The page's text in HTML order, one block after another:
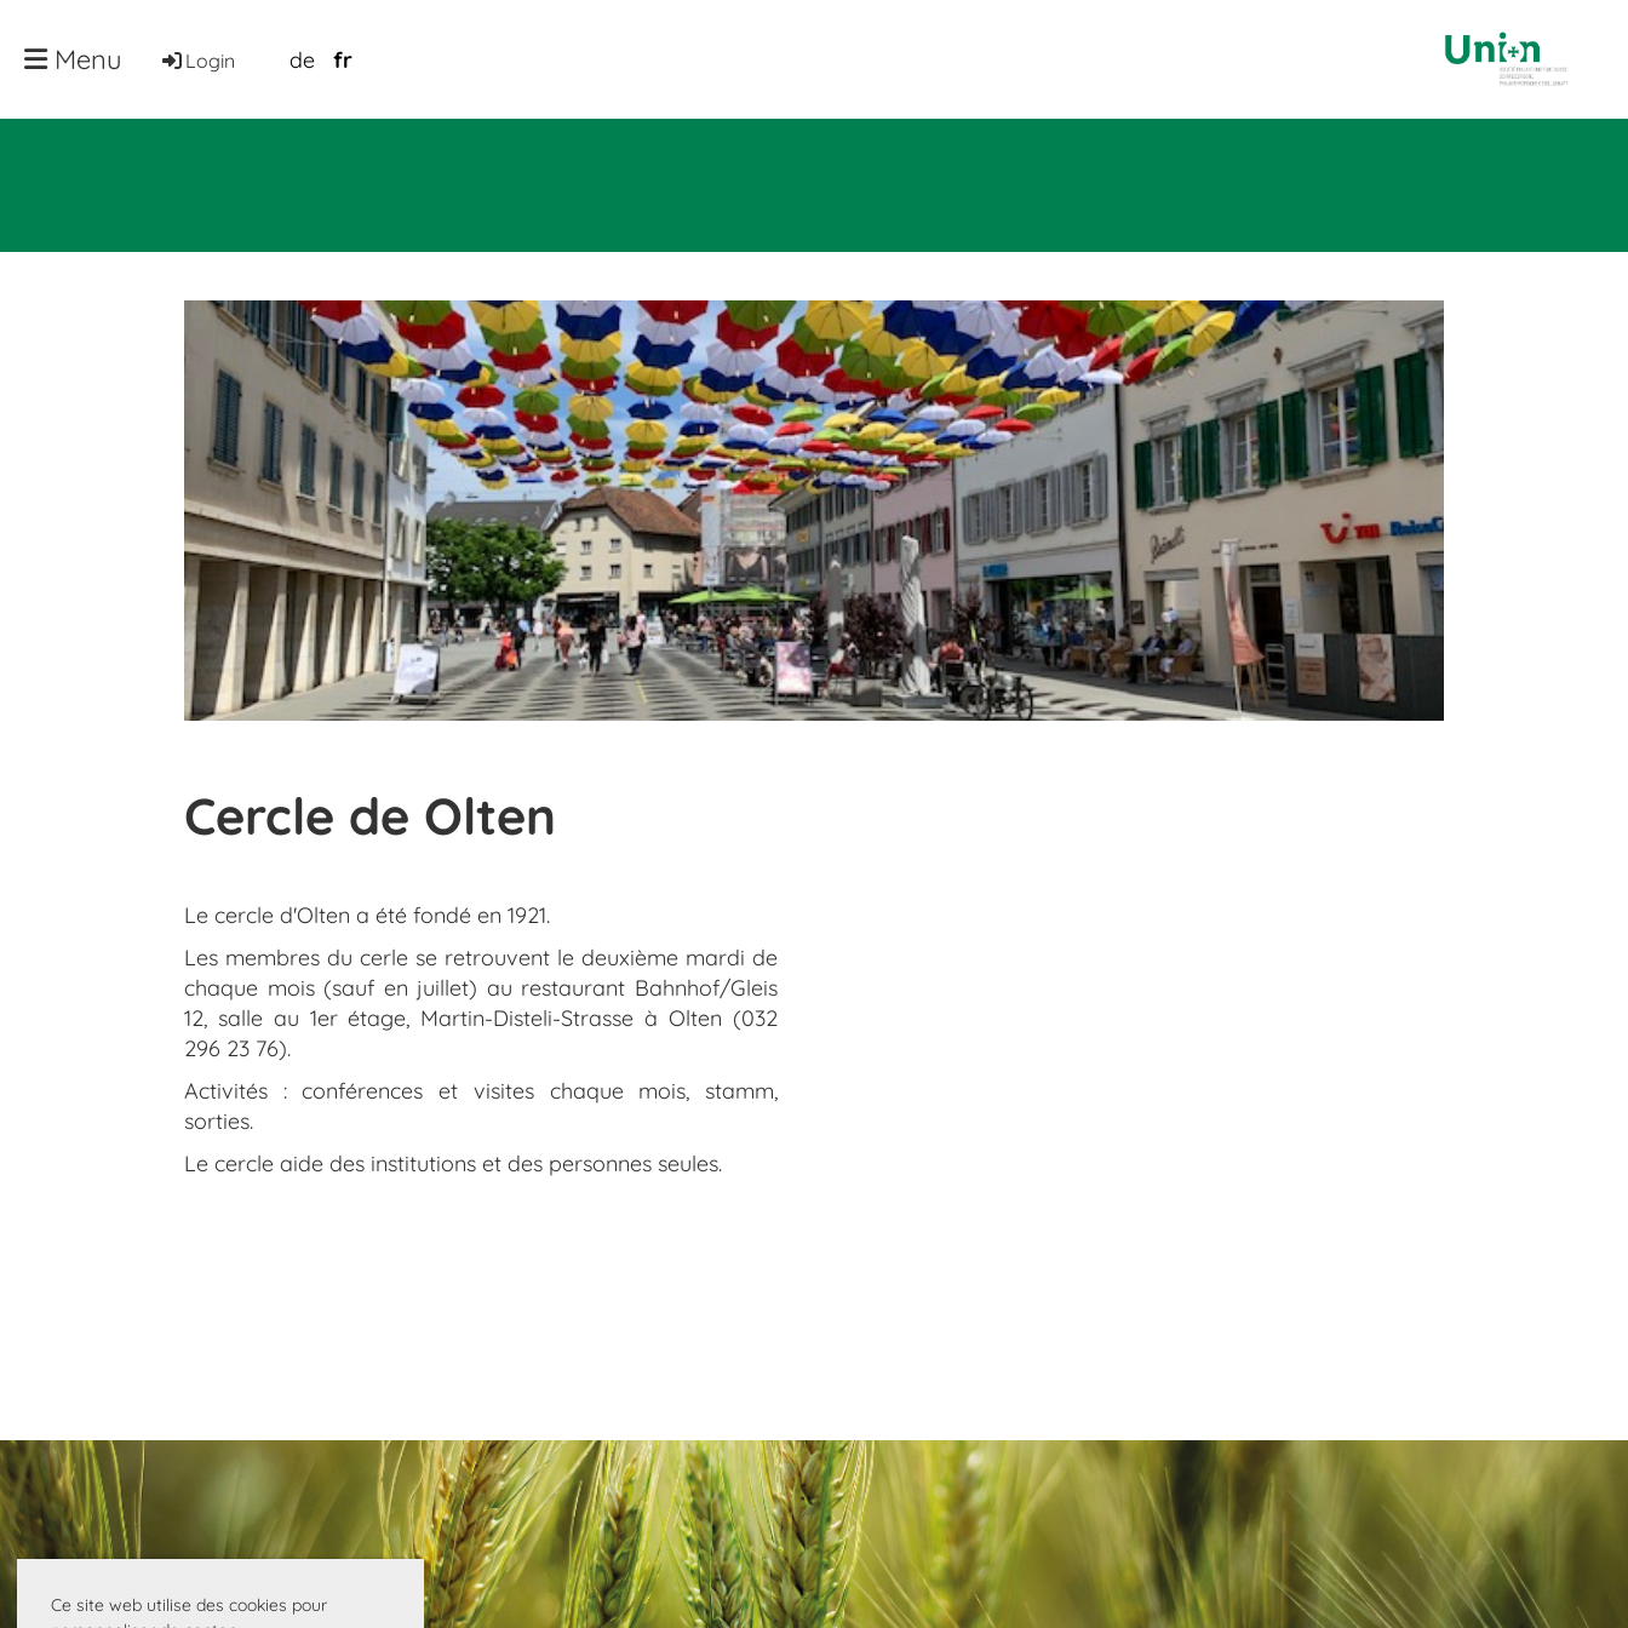
Ce site web utilise des cookies pour
Login de fr
Menu
Cercle de Olten
Le cercle d'Olten a été fondé en 1921.
Les membres du cerle se retrouvent le deuxième mardi de
chaque mois (sauf en juillet) au restaurant Bahnhof/Gleis
12, salle au 1er étage, Martin-Disteli-Strasse à Olten (032
296 23 76).
Activités : conférences et visites chaque mois, stamm,
sorties.
Le cercle aide des institutions et des personnes seules.